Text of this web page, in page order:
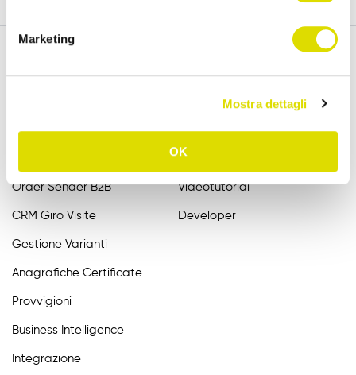
Marketing
Mostra dettagli
OK
Raccolta Ordini Agenti
Order Sender B2B
CRM Giro Visite
Gestione Varianti
Anagrafiche Certificate
Provvigioni
Business Intelligence
Integrazione
Assistenza
FAQ
Manuali
Videotutorial
Developer